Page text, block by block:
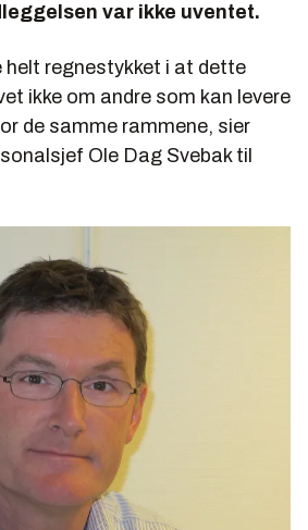
var ikke uventet.
helt regnestykket i at dette
ikke om andre som kan levere
de samme rammene, sier
Ole Dag Svebak til